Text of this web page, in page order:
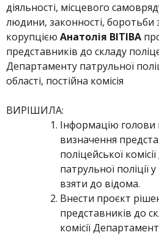
діяльності, місцевого
людини, законності, боротьби
корупцією Анатолія ВІТІВА
представників до складу
Департаменту патрульної
області, постійна комісія
ВИРІШИЛА:
Інформацію голови
визначення
поліцейської
патрульної поліції
взяти до відома.
Внести проєкт
представників до
комісії